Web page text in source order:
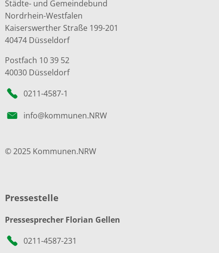
Städte- und Gemeindebund
Nordrhein-Westfalen
Kaiserswerther Straße 199-201
40474 Düsseldorf
Postfach 10 39 52
40030 Düsseldorf
0211-4587-1
info@kommunen.NRW
© 2025 Kommunen.NRW
Pressestelle
Pressesprecher Florian Gellen
0211-4587-231